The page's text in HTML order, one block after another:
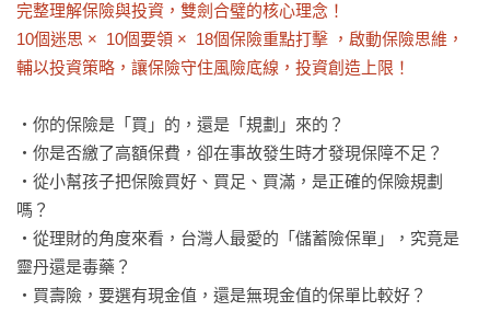
完整理解保險與投資，雙劍合璧的核心理念！
10個迷思 ×  10個要領 ×  18個保險重點打擊 ，啟動保險思維，
輔以投資策略，讓保險守住風險底線，投資創造上限！
‧你的保險是「買」的，還是「規劃」來的？
‧你是否繳了高額保費，卻在事故發生時才發現保障不足？
‧從小幫孩子把保險買好、買足、買滿，是正確的保險規劃
嗎？
‧從理財的角度來看，台灣人最愛的「儲蓄險保單」，究竟是
靈丹還是毒藥？
‧買壽險，要選有現金值，還是無現金值的保單比較好？